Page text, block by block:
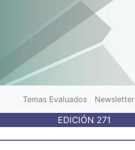
Temas Evaluados Newsletter
EDICIÓN 271